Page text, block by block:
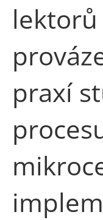
praxí